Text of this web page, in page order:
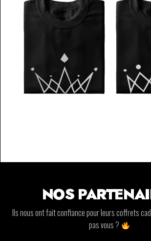
NOS
Ils nous ont fait confiance pour leurs coffrets
pas vous ?